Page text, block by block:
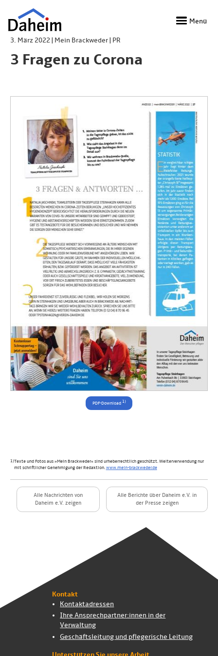
Inhalt
Menü
3. März 2022 | Mein Brackweder | PR
3 Fragen zu Corona
PDF-Download 1)
1)Texte und Fotos aus »Mein Brackweder« sind urheberrechtlich geschützt. Weiterverwendung nur
mit schriftlicher Genehmigung der Redaktion. www.mein-brackweder.de
Alle Nachrichten von
Daheim e.V. zeigen
Alle Berichte über Daheim e.V. in
der Presse zeigen
Kontakt
Kontaktadressen
Ihre Ansprech­partner:innen in der
Verwaltung
Geschäftsleitung und pflegerische Leitung